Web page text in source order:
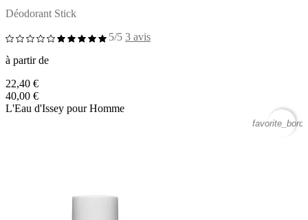
Déodorant Stick
5/5 3 avis
à partir de
22,40 €
40,00 €
L'Eau d'Issey pour Homme